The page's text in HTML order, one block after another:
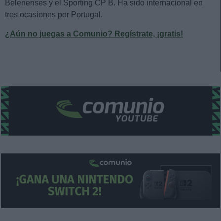
Belenenses y el Sporting CP B. Ha sido internacional en
tres ocasiones por Portugal.
¿Aún no juegas a Comunio? Regístrate, ¡gratis!